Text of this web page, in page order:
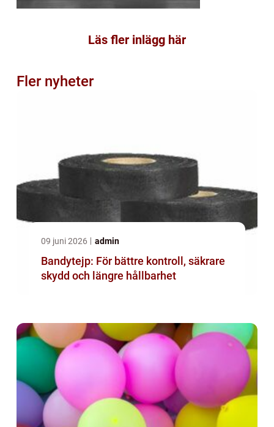
Läs fler inlägg här
Fler nyheter
09 juni 2026 admin
Bandytejp: För bättre kontroll, säkrare
skydd och längre hållbarhet